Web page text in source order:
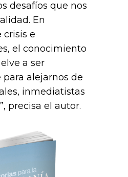
desafíos que nos
En
crisis e
el conocimiento
a ser
alejarnos de
inmediatistas
precisa el autor.